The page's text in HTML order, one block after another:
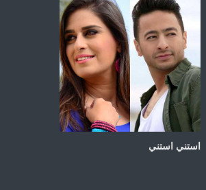
استني استني